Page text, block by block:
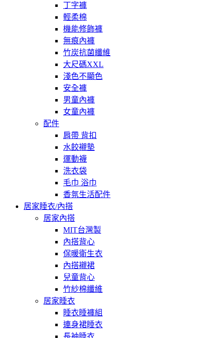
丁字褲
輕柔棉
機能修飾褲
無痕內褲
竹炭抗菌纖維
大尺碼XXL
淺色不顯色
安全褲
男童內褲
女童內褲
配件
肩帶 背扣
水餃襯墊
運動襪
洗衣袋
毛巾 浴巾
香氛生活配件
居家睡衣/內搭
居家內搭
MIT台灣製
內搭背心
保暖衛生衣
內搭襯裙
兒童背心
竹紗棉纖維
居家睡衣
睡衣睡褲組
連身裙睡衣
長袖睡衣